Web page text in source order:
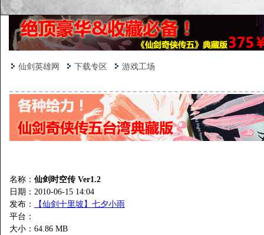
仙剑英雄网 下载专区 游戏工场
名称： 仙剑时空传 Ver1.2
日期：2010-06-15 14:04
发布：
【仙剑十里坡】七夕小雨
平台：
大小：64.86 MB